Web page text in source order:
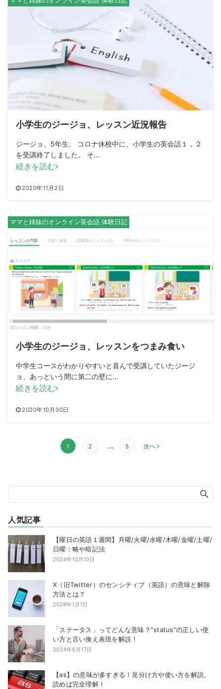
小学生のジージョ、レッスン近況報告
ジージョ、5年生。 コロナ休校中に、小学生の英会話１，２
を受講終了しました。 そ...
2020年11月2日
続きを読む
ママと姉妹のオンライン英会話 体験日記
小学生のジージョ、レッスンをつまみ食い
中学生コースがわかりやすいと喜んで受講していたジージ
ョ、あっという間に第二の壁に...
2020年10月30日
続きを読む
ジ
送
り
1 2 … 5 次へ
人気記事
【曜日の英語１週間】月曜/火曜/水曜/木曜/金曜/土曜/
日曜：略や暗記法
2024年10月10日
X（旧Twitter）のセンシティブ（英語）の意味と解除
方法とは？
2026年1月1日
「ステータス」ってどんな意味？”status”の正しい使
い方と言い換え表現を解説！
2024年6月17日
【as】の意味が多すぎる！見分け方や使い方を解説。
読めば完全理解！